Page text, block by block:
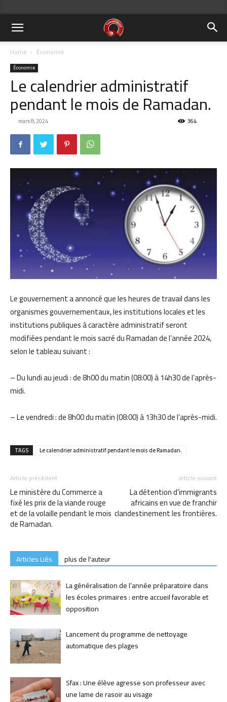
Home Économie
Économie
Le calendrier administratif
pendant le mois de Ramadan.
mars 8, 2024 364
Le gouvernement a annoncé que les heures de travail dans les
organismes gouvernementaux, les institutions locales et les
institutions publiques à caractère administratif seront
modifiées pendant le mois sacré du Ramadan de l’année 2024,
selon le tableau suivant :
– Du lundi au jeudi : de 8h00 du matin (08:00) à 14h30 de l’après-
midi.
– Le vendredi : de 8h00 du matin (08:00) à 13h30 de l’après-midi.
TAGS Le calendrier administratif pendant le mois de Ramadan.
Article précédent
Le ministère du Commerce a
fixé les prix de la viande rouge
et de la volaille pendant le mois
de Ramadan.
article suivant
La détention d’immigrants
africains en vue de franchir
clandestinement les frontières.
Articles Liés
plus de l'auteur
La généralisation de l’année préparatoire dans
les écoles primaires : entre accueil favorable et
opposition
Lancement du programme de nettoyage
automatique des plages
Sfax : Une élève agresse son professeur avec
une lame de rasoir au visage